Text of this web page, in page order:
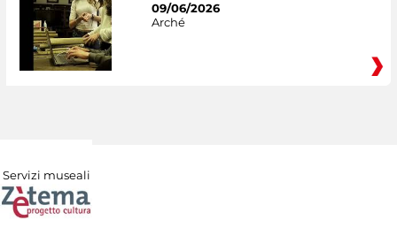
09/06/2026
Arché
Servizi museali